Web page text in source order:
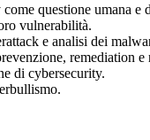
questione umana e
vulnerabilità.
e analisi dei
remediation e
di cybersecurity.